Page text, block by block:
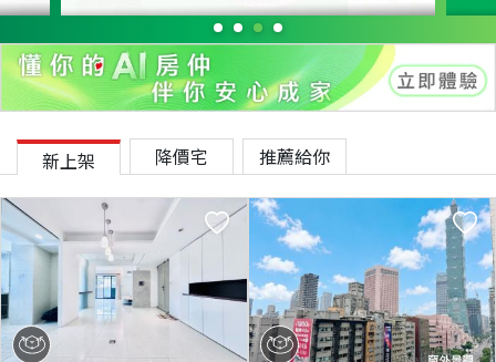
新上架 降價宅 推薦給你